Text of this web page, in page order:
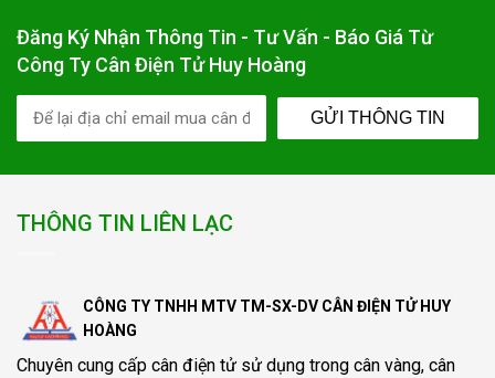
Đăng Ký Nhận Thông Tin - Tư Vấn - Báo Giá Từ
Công Ty Cân Điện Tử Huy Hoàng
GỬI THÔNG TIN
THÔNG TIN LIÊN LẠC
CÔNG TY TNHH MTV TM-SX-DV CÂN ĐIỆN TỬ HUY
HOÀNG
Chuyên cung cấp cân điện tử sử dụng trong cân vàng, cân